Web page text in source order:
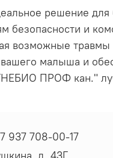
решение для
безопасности и
возможные
малыша и
ПРОФ кан."
937 708-00-17